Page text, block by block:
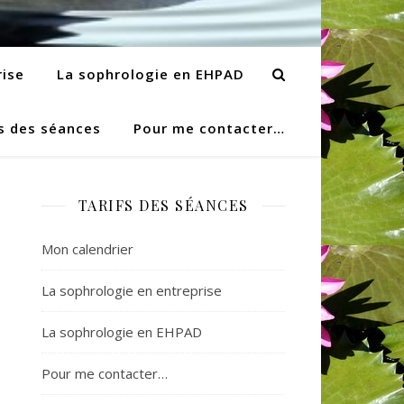
La sophrologie en EHPAD
des séances Pour me contacter…
TARIFS DES SÉANCES
Mon calendrier
La sophrologie en entreprise
La sophrologie en EHPAD
Pour me contacter…